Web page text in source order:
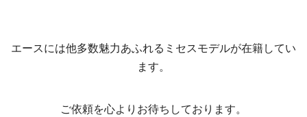
エースには他多数魅力あふれるミセスモデルが在籍してい
ます。
ご依頼を心よりお待ちしております。